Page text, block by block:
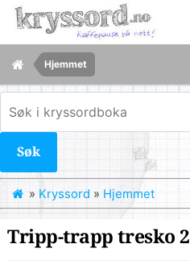
Hjemmet
Søk
» Kryssord » Hjemmet
Tripp-trapp tresko 2